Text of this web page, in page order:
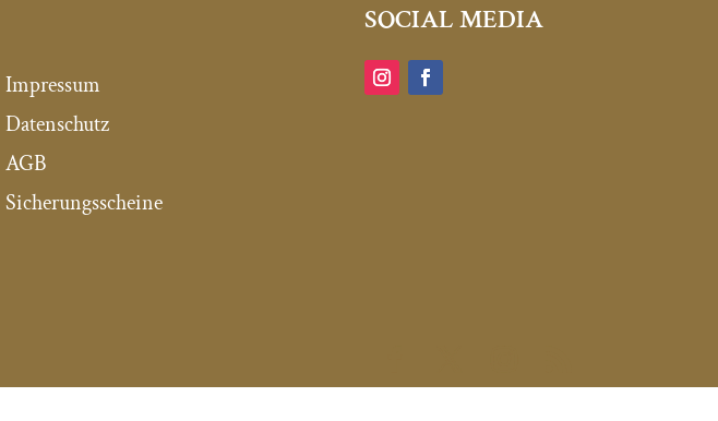
Impressum
Datenschutz
AGB
Sicherungsscheine
SOCIAL MEDIA